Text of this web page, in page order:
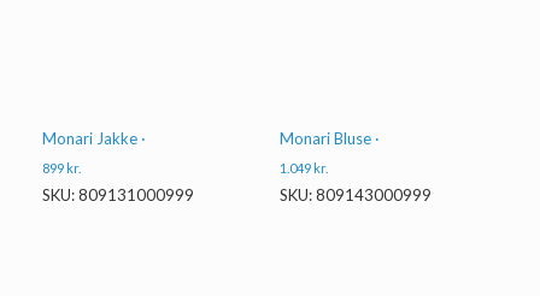
Monari Jakke ·
899kr.
SKU: 809131000999
Monari Bluse ·
1.049kr.
SKU: 809143000999